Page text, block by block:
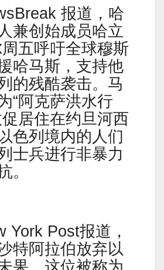
报道，哈
兼创始成员哈立
五呼吁全球穆斯
哈马斯，支持他
的残酷袭击。马
“阿克萨洪水行
居住在约旦河西
色列境内的人们
士兵进行非暴力
。
York Post报道，
特阿拉伯放弃以
果。这位被称为